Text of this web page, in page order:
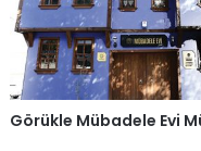
Görükle Mübadele Evi